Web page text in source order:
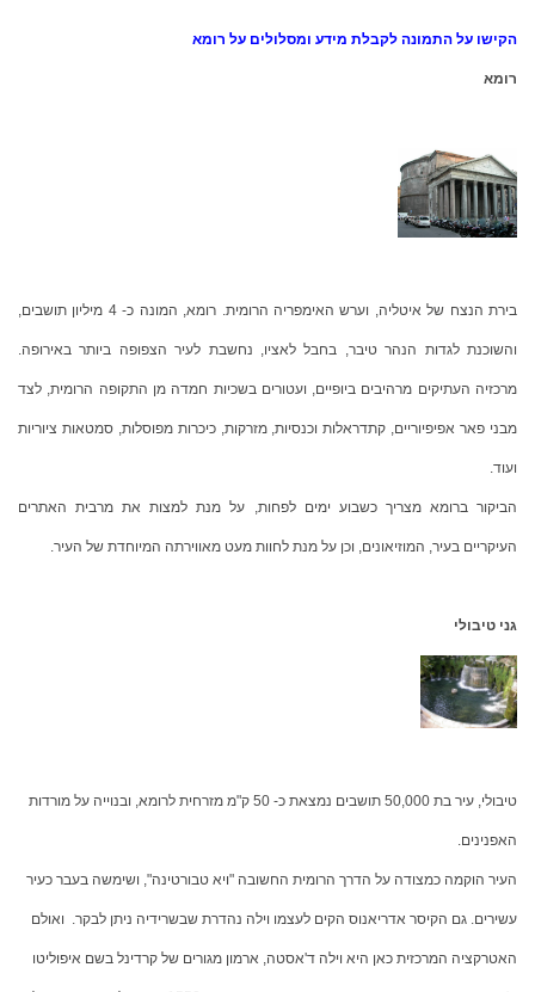
הקישו על התמונה לקבלת מידע ומסלולים על רומא
רומא
בירת הנצח של איטליה, וערש האימפריה הרומית. רומא, המונה כ- 4 מיליון תושבים,
והשוכנת לגדות הנהר טיבר, בחבל לאציו, נחשבת לעיר הצפופה ביותר באירופה.
מרכזיה העתיקים מרהיבים ביופיים, ועטורים בשכיות חמדה מן התקופה הרומית, לצד
מבני פאר אפיפיוריים, קתדראלות וכנסיות, מזרקות, כיכרות מפוסלות, סמטאות ציוריות
ועוד.
הביקור ברומא מצריך כשבוע ימים לפחות, על מנת למצות את מרבית האתרים
העיקריים בעיר, המוזיאונים, וכן על מנת לחוות מעט מאווירתה המיוחדת של העיר.
גני טיבולי
טיבולי, עיר בת 50,000 תושבים נמצאת כ- 50 ק"מ מזרחית לרומא, ובנוייה על מורדות
האפנינים.
העיר הוקמה כמצודה על הדרך הרומית החשובה "ויא טבורטינה", ושימשה בעבר כעיר
עשירים. גם הקיסר אדריאנוס הקים לעצמו וילה נהדרת שבשרידיה ניתן לבקר. ואולם
האטרקציה המרכזית כאן היא וילה ד'אסטה, ארמון מגורים של קרדינל בשם איפוליטו